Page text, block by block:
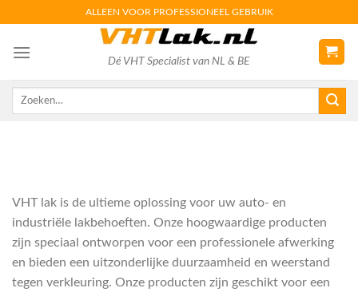
content
ALLEEN VOOR PROFESSIONEEL GEBRUIK
Dé VHT Specialist van NL & BE
Zoeken
VHT lak is de ultieme oplossing voor uw auto- en
industriële lakbehoeften. Onze hoogwaardige producten
zijn speciaal ontworpen voor een professionele afwerking
en bieden een uitzonderlijke duurzaamheid en weerstand
tegen verkleuring. Onze producten zijn geschikt voor een